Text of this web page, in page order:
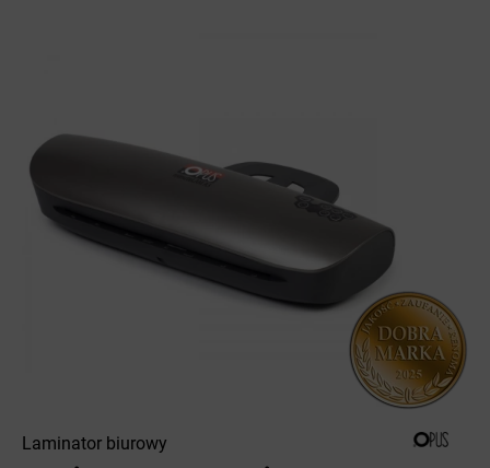
Laminator biurowy